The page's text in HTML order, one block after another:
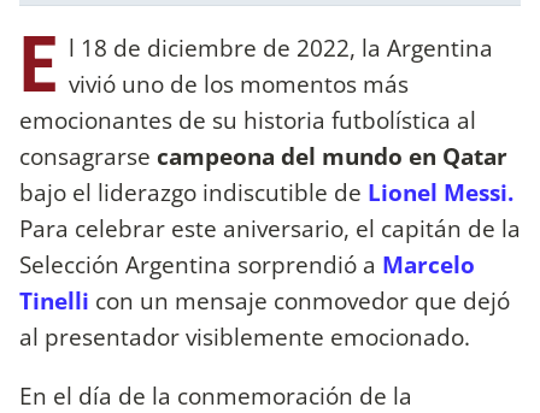
E l 18 de diciembre de 2022, la Argentina
vivió uno de los momentos más
emocionantes de su historia futbolística al
consagrarse campeona del mundo en Qatar
bajo el liderazgo indiscutible de Lionel Messi.
Para celebrar este aniversario, el capitán de la
Selección Argentina sorprendió a Marcelo
Tinelli con un mensaje conmovedor que dejó
al presentador visiblemente emocionado.
En el día de la conmemoración de la